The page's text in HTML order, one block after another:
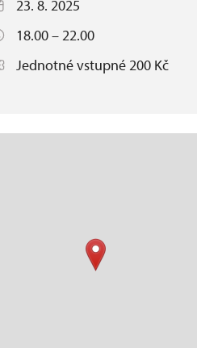
23. 8. 2025
18.00 – 22.00
Jednotné vstupné 200 Kč